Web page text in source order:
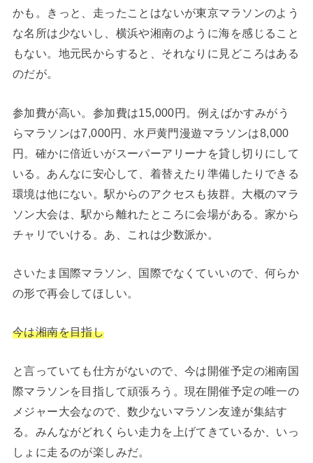
かも。きっと、走ったことはないが東京マラソンのよう
な名所は少ないし、横浜や湘南のように海を感じること
もない。地元民からすると、それなりに見どころはある
のだが。
参加費が高い。参加費は15,000円。例えばかすみがう
らマラソンは7,000円、水戸黄門漫遊マラソンは8,000
円。確かに倍近いがスーパーアリーナを貸し切りにして
いる。あんなに安心して、着替えたり準備したりできる
環境は他にない。駅からのアクセスも抜群。大概のマラ
ソン大会は、駅から離れたところに会場がある。家から
チャリでいける。あ、これは少数派か。
さいたま国際マラソン、国際でなくていいので、何らか
の形で再会してほしい。
今は湘南を目指し
と言っていても仕方がないので、今は開催予定の湘南国
際マラソンを目指して頑張ろう。現在開催予定の唯一の
メジャー大会なので、数少ないマラソン友達が集結す
る。みんながどれくらい走力を上げてきているか、いっ
しょに走るのが楽しみだ。